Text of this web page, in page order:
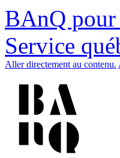
BAnQ pour
Service
Aller directement au contenu.